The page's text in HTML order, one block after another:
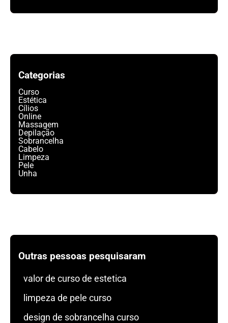
Categorias
Curso
Estética
Cílios
Online
Massagem
Depilação
Sobrancelha
Cabelo
Limpeza
Pele
Unha
Outras pessoas pesquisaram
valor de curso de estetica
limpeza de pele curso
design de sobrancelha curso